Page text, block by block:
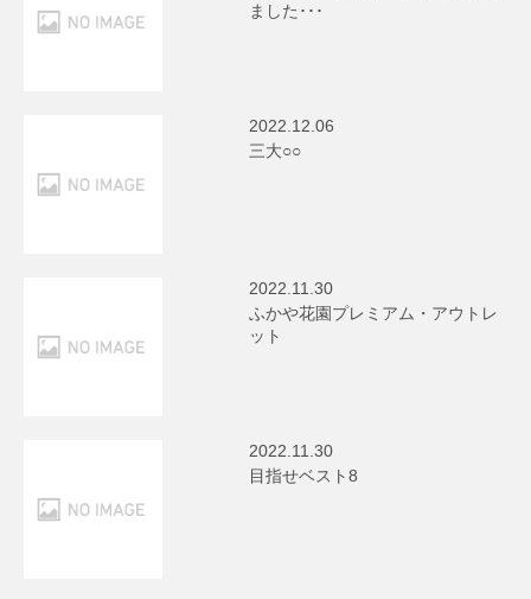
ました･･･
2022.12.06
三大○○
2022.11.30
ふかや花園プレミアム・アウトレ
ット
2022.11.30
目指せベスト8